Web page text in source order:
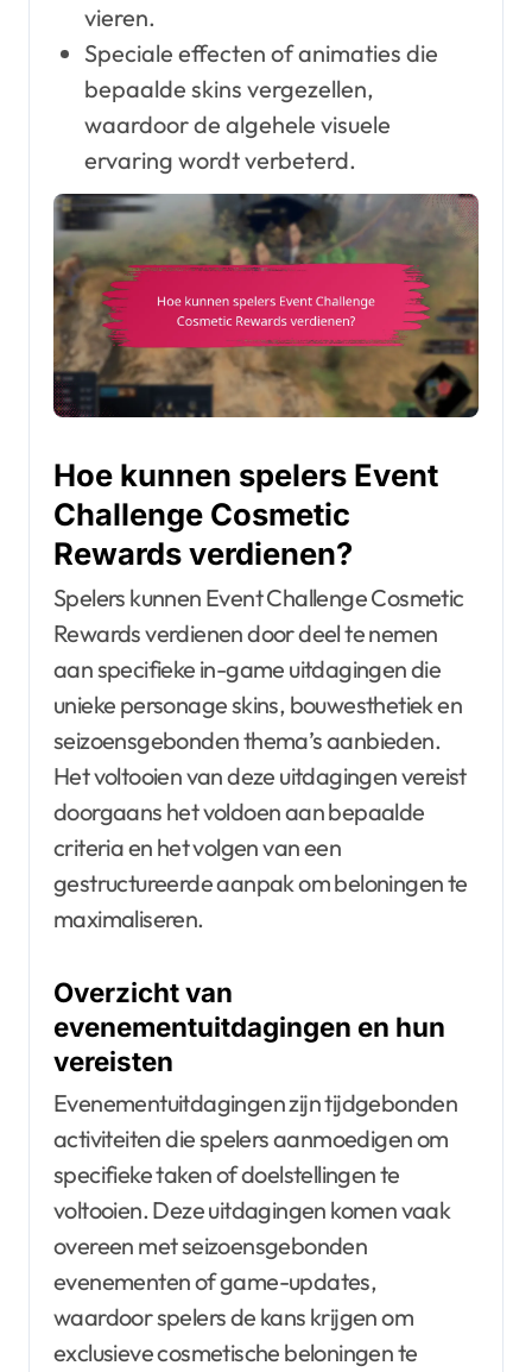
vieren.
Speciale effecten of animaties die
bepaalde skins vergezellen,
waardoor de algehele visuele
ervaring wordt verbeterd.
Hoe kunnen spelers Event
Challenge Cosmetic
Rewards verdienen?
Spelers kunnen Event Challenge Cosmetic
Rewards verdienen door deel te nemen
aan specifieke in-game uitdagingen die
unieke personage skins, bouwesthetiek en
seizoensgebonden thema’s aanbieden.
Het voltooien van deze uitdagingen vereist
doorgaans het voldoen aan bepaalde
criteria en het volgen van een
gestructureerde aanpak om beloningen te
maximaliseren.
Overzicht van
evenementuitdagingen en hun
vereisten
Evenementuitdagingen zijn tijdgebonden
activiteiten die spelers aanmoedigen om
specifieke taken of doelstellingen te
voltooien. Deze uitdagingen komen vaak
overeen met seizoensgebonden
evenementen of game-updates,
waardoor spelers de kans krijgen om
exclusieve cosmetische beloningen te